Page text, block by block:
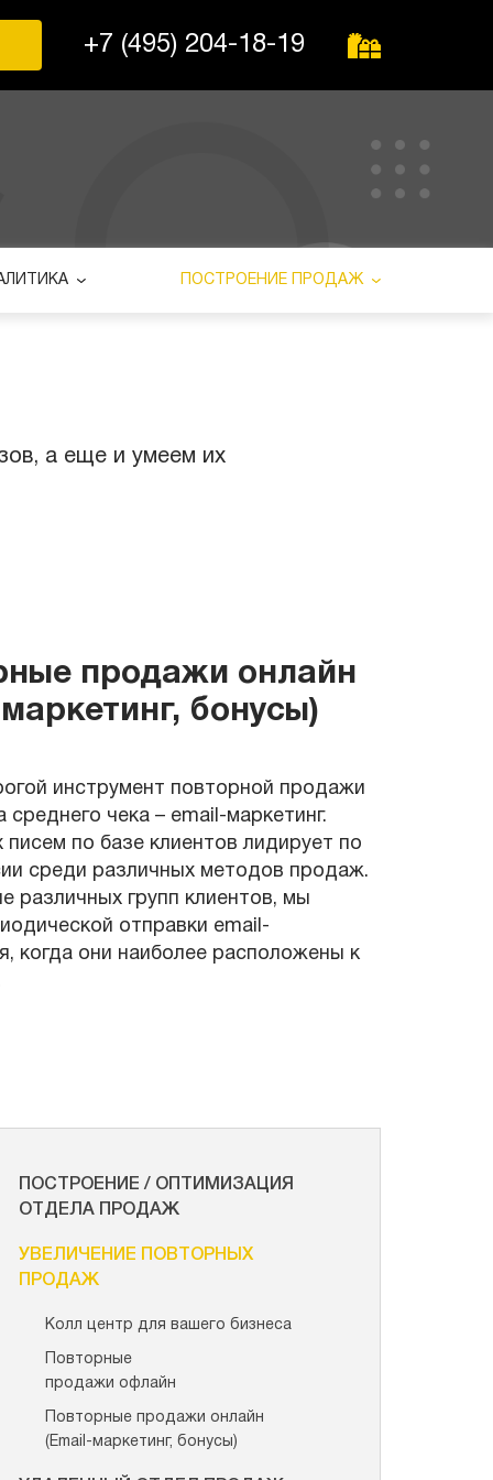
+7 (495) 204-18-19
ПОСТРОЕНИЕ ПРОДАЖ
а еще и умеем их
продажи онлайн
бонусы)
инструмент повторной продажи
среднего чека – email-маркетинг.
по базе клиентов лидирует по
среди различных методов продаж.
различных групп клиентов, мы
отправки email-
когда они наиболее расположены к
ПОСТРОЕНИЕ / ОПТИМИЗАЦИЯ
ОТДЕЛА ПРОДАЖ
УВЕЛИЧЕНИЕ ПОВТОРНЫХ
ПРОДАЖ
Колл центр для вашего бизнеса
Повторные
продажи офлайн
Повторные продажи онлайн
(Еmail-маркетинг, бонусы)